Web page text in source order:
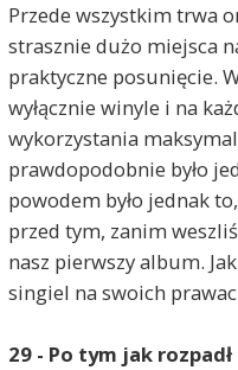
Przede wszystkim trwa
strasznie dużo miejsca
praktyczne posunięcie.
wyłącznie winyle i na
wykorzystania
prawdopodobnie było
powodem było jednak
przed tym, zanim
nasz pierwszy album.
singiel na swoich
29 - Po tym jak